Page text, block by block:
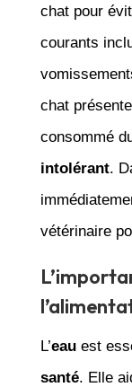
chat pour
courants
chat
consommé
intolérant.
vétérinaire
L’eauest
santé. Elle